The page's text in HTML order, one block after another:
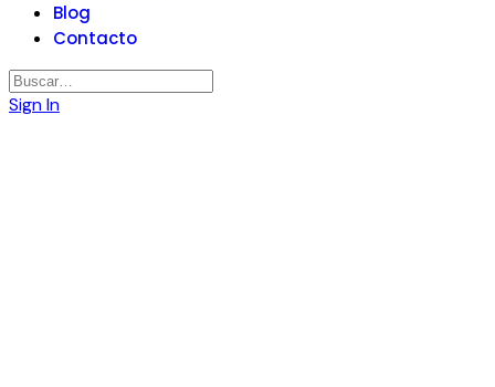
Blog
Contacto
Buscar
Sign In